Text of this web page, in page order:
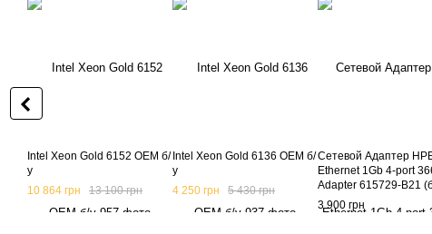
Intel Xeon Gold 6152 OEM б/
у
10 864 грн
13 100 грн
Intel Xeon Gold 6136 OEM б/
у
4 250 грн
5 430 грн
Сетевой Адаптер
Ethernet 1Gb 4-port
Adapter 615729-B21
3 900 грн